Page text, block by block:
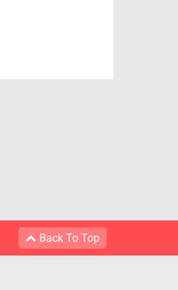
Back To Top